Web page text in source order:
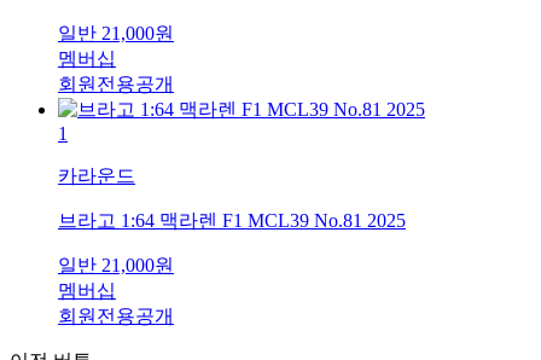
일반 21,000원
멤버십
회원전용공개
1
카라운드
브라고 1:64 맥라렌 F1 MCL39 No.81 2025
일반 21,000원
멤버십
회원전용공개